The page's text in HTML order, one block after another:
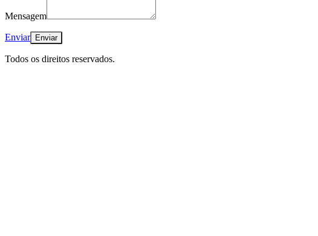
Mensagem
Enviar
Todos os direitos reservados.